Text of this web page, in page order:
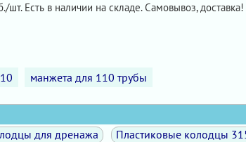
шт. Есть в наличии на складе. Самовывоз,
манжета для 110 трубы
для дренажа
Пластиковые колодцы